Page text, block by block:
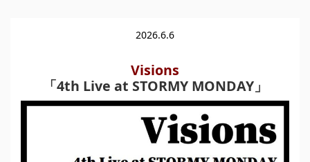
2026.6.6
Visions
「4th Live at STORMY MONDAY」